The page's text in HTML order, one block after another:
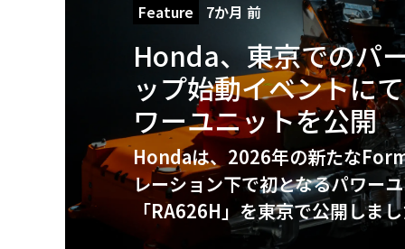
Feature 7か月 前
Honda、東京でのパ
ップ始動イベントに
ワーユニットを公開
Hondaは、2026年の新たな
レーション下で初となるパワー
「RA626H」を東京で公開しま